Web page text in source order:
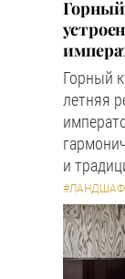
Горный
Горный
летняя
и